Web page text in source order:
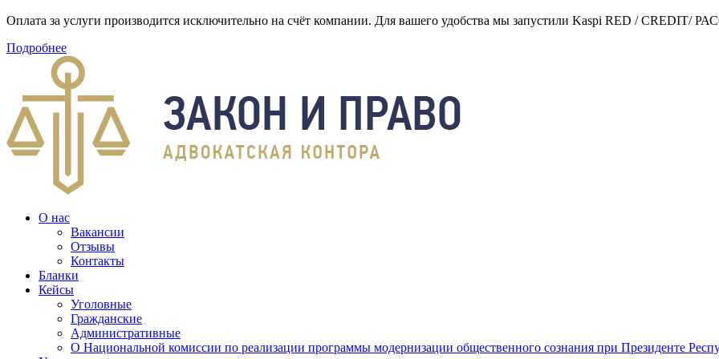
Оплата за услуги производится исключительно на счёт компании. Для вашего удобства мы запустили Kaspi RED / CREDIT/
Подробнее
О нас
Вакансии
Отзывы
Контакты
Бланки
Кейсы
Уголовные
Гражданские
Административные
О Национальной комиссии по реализации программы модернизации общественного сознания при Президенте